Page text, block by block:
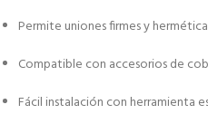
Permite uniones firmes y
Compatible con accesorios de
Fácil instalación con herramienta